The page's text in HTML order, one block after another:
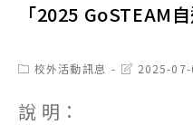
「2025 GoSTEAM
Post校外活動訊息
Post2025-07-
說 明：